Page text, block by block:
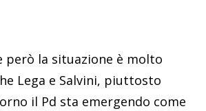
però la situazione è molto
Lega e Salvini, piuttosto
il Pd sta emergendo come